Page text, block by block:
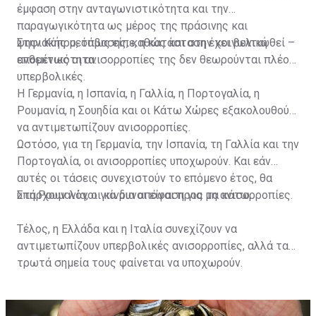
έμφαση στην ανταγωνιστικότητα και την
παραγωγικότητα ως μέρος της πράσινης και
ψηφιακής μετάβασης, καθώς και στην κοινωνική
ανθεκτικότητα.
Στην Κύπρο, όπως είπε, η κατάσταση έχει βελτιωθεί –
επομένως οι ανισορροπίες της δεν θεωρούνται πλέον
υπερβολικές.
Η Γερμανία, η Ισπανία, η Γαλλία, η Πορτογαλία, η
Ρουμανία, η Σουηδία και οι Κάτω Χώρες εξακολουθούν
να αντιμετωπίζουν ανισορροπίες.
Ωστόσο, για τη Γερμανία, την Ισπανία, τη Γαλλία και την
Πορτογαλία, οι ανισορροπίες υποχωρούν. Και εάν
αυτές οι τάσεις συνεχιστούν το επόμενο έτος, θα
υπάρχουν λόγοι για μια απόφαση για μη ανισορροπίες.
Στη Ρουμανία, οι κίνδυνοι είναι προς τα κάτω.
Τέλος, η Ελλάδα και η Ιταλία συνεχίζουν να
αντιμετωπίζουν υπερβολικές ανισορροπίες, αλλά τα
τρωτά σημεία τους φαίνεται να υποχωρούν.